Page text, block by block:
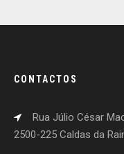
CONTACTOS
Rua Júlio César
2500-225 Caldas da